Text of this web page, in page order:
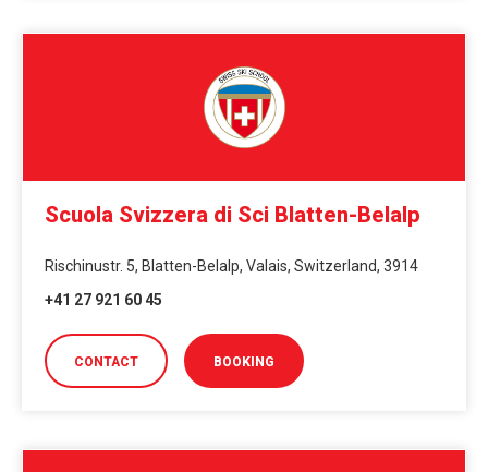
Scuola Svizzera di Sci Blatten-Belalp
Rischinustr. 5, Blatten-Belalp, Valais, Switzerland, 3914
+41 27 921 60 45
CONTACT BOOKING